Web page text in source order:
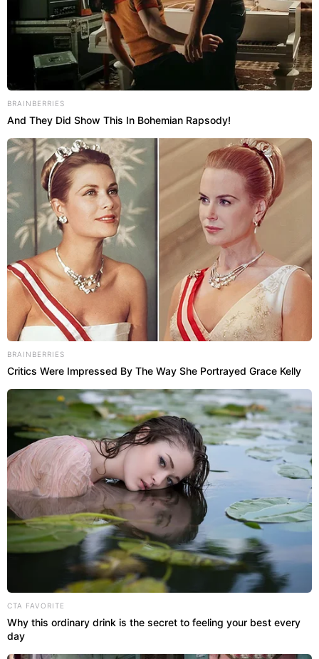
BRAINBERRIES
And They Did Show This In Bohemian Rapsody!
BRAINBERRIES
Critics Were Impressed By The Way She Portrayed Grace Kelly
CTA FAVORITE
Why this ordinary drink is the secret to feeling your best every
day